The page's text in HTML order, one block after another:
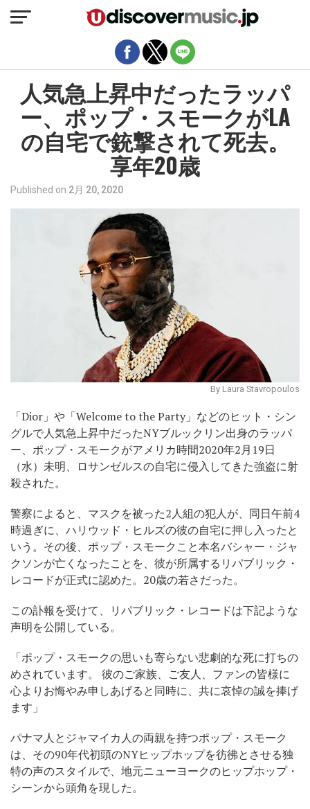
人気急上昇中だったラッパ
ー、ポップ・スモークがLA
の自宅で銃撃されて死去。
享年20歳
Published on 2月 20, 2020
By Laura Stavropoulos
「Dior」や「Welcome to the Party」などのヒット・シン
グルで人気急上昇中だったNYブルックリン出身のラッパ
ー、ポップ・スモークがアメリカ時間2020年2月19日
（水）未明、ロサンゼルスの自宅に侵入してきた強盗に射
殺された。
警察によると、マスクを被った2人組の犯人が、同日午前4
時過ぎに、ハリウッド・ヒルズの彼の自宅に押し入ったと
いう。その後、ポップ・スモークこと本名バシャー・ジャ
クソンが亡くなったことを、彼が所属するリパブリック・
レコードが正式に認めた。20歳の若さだった。
この訃報を受けて、リパブリック・レコードは下記ような
声明を公開している。
「ポップ・スモークの思いも寄らない悲劇的な死に打ちの
めされています。 彼のご家族、ご友人、ファンの皆様に
心よりお悔やみ申しあげると同時に、共に哀悼の誠を捧げ
ます」
パナマ人とジャマイカ人の両親を持つポップ・スモーク
は、その90年代初頭のNYヒップホップを彷彿とさせる独
特の声のスタイルで、地元ニューヨークのヒップホップ・
シーンから頭角を現した。
モバイルバージョンを終了